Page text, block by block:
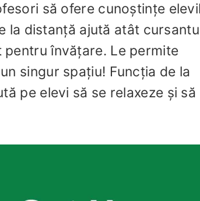
să ofere cunoștințe
la distanță ajută atât
învățare. Le permite
singur spațiu! Funcția de la
pe elevi să se relaxeze și să